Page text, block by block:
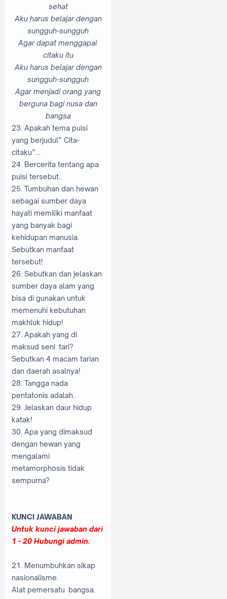
sehat
Aku harus belajar dengan
sungguh-sungguh
Agar dapat menggapai
citaku itu
Aku harus belajar dengan
sungguh-sungguh
Agar menjadi orang yang
berguna bagi nusa dan
bangsa
23. Apakah tema puisi
yang berjudul” Cita-
citaku”…
24. Bercerita tentang apa
puisi tersebut..
25. Tumbuhan dan hewan
sebagai sumber daya
hayati memiliki manfaat
yang banyak bagi
kehidupan manusia.
Sebutkan manfaat
tersebut!
26. Sebutkan dan jelaskan
sumber daya alam yang
bisa di gunakan untuk
memenuhi kebutuhan
makhluk hidup!
27. Apakah yang di
maksud seni tari?
Sebutkan 4 macam tarian
dan daerah asalnya!
28. Tangga nada
pentatonis adalah..
29. Jelaskan daur hidup
katak!
30. Apa yang dimaksud
dengan hewan yang
mengalami
metamorphosis tidak
sempurna?
KUNCI JAWABAN
Untuk kunci jawaban dari
1 - 20 Hubungi admin.
21. Menumbuhkan sikap
nasionalisme.
Alat pemersatu bangsa.